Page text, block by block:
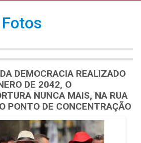
DEMOCRACIA REALIZADO
DE 2042, O
NUNCA MAIS, NA RUA
PONTO DE CONCENTRAÇÃO